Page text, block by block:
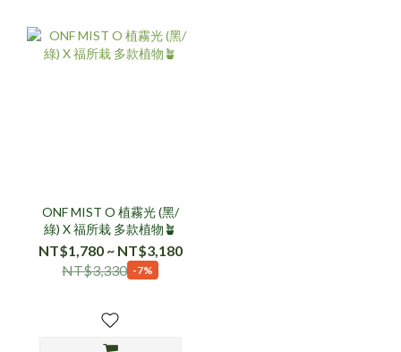
ONF MIST O 植霧光 (黑/
綠) X 福所栽 多款植物🪴
NT$1,780 ~ NT$3,180
NT$3,330 -7%